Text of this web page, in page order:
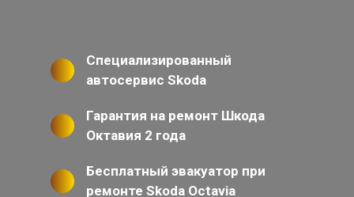
Специализированный
автосервис Skoda
Гарантия на ремонт Шкода
Октавия 2 года
Бесплатный эвакуатор при
ремонте Skoda Octavia